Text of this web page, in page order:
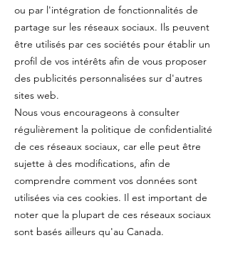
ou par l'intégration de fonctionnalités de
partage sur les réseaux sociaux. Ils peuvent
être utilisés par ces sociétés pour établir un
profil de vos intérêts afin de vous proposer
des publicités personnalisées sur d'autres
sites web.
Nous vous encourageons à consulter
régulièrement la politique de confidentialité
de ces réseaux sociaux, car elle peut être
sujette à des modifications, afin de
comprendre comment vos données sont
utilisées via ces cookies. Il est important de
noter que la plupart de ces réseaux sociaux
sont basés ailleurs qu'au Canada.